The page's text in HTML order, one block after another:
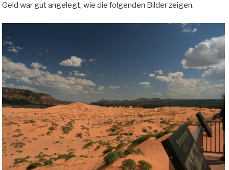
Geld war gut angelegt, wie die folgenden Bilder zeigen.